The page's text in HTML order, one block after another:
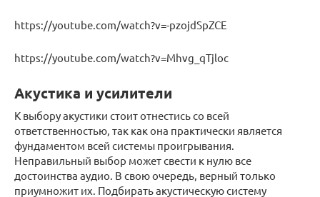
https://youtube.com/watch?v=-pzojdSpZCE
https://youtube.com/watch?v=Mhvg_qTjloc
Акустика и усилители
К выбору акустики стоит отнестись со всей
ответственностью, так как она практически является
фундаментом всей системы проигрывания.
Неправильный выбор может свести к нулю все
достоинства аудио. В свою очередь, верный только
приумножит их. Подбирать акустическую систему